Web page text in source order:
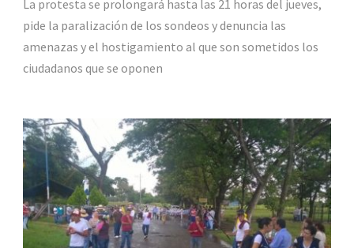
La protesta se prolongará hasta las 21 horas del jueves,
pide la paralización de los sondeos y denuncia las
amenazas y el hostigamiento al que son sometidos los
ciudadanos que se oponen